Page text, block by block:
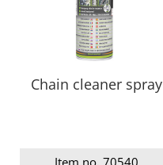
Chain cleaner spray
Item no. 70540